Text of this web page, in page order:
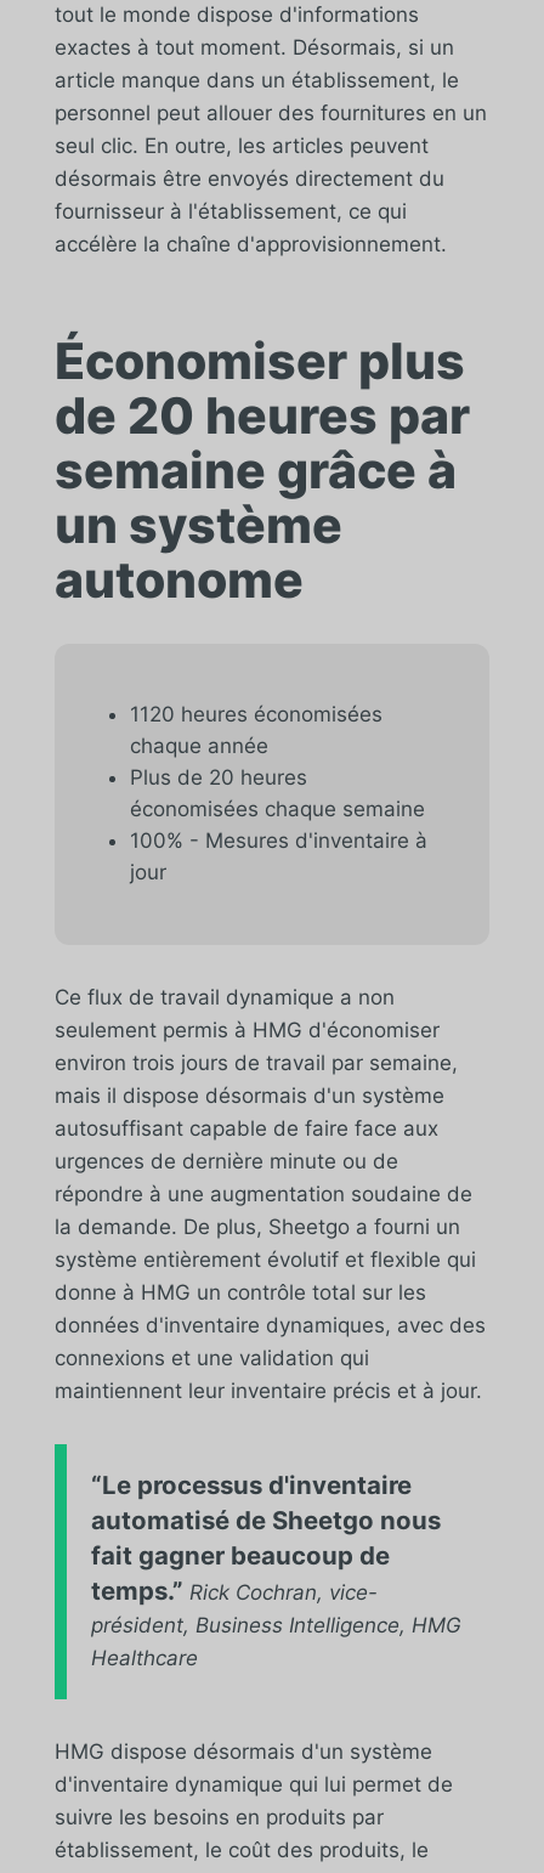
tout le monde dispose d'informations
exactes à tout moment. Désormais, si un
article manque dans un établissement, le
personnel peut allouer des fournitures en un
seul clic. En outre, les articles peuvent
désormais être envoyés directement du
fournisseur à l'établissement, ce qui
accélère la chaîne d'approvisionnement.
Économiser plus
de 20 heures par
semaine grâce à
un système
autonome
1120 heures économisées
chaque année
Plus de 20 heures
économisées chaque semaine
100% - Mesures d'inventaire à
jour
Ce flux de travail dynamique a non
seulement permis à HMG d'économiser
environ trois jours de travail par semaine,
mais il dispose désormais d'un système
autosuffisant capable de faire face aux
urgences de dernière minute ou de
répondre à une augmentation soudaine de
la demande. De plus, Sheetgo a fourni un
système entièrement évolutif et flexible qui
donne à HMG un contrôle total sur les
données d'inventaire dynamiques, avec des
connexions et une validation qui
maintiennent leur inventaire précis et à jour.
“Le processus d'inventaire
automatisé de Sheetgo nous
fait gagner beaucoup de
temps.” Rick Cochran, vice-
président, Business Intelligence, HMG
Healthcare
HMG dispose désormais d'un système
d'inventaire dynamique qui lui permet de
suivre les besoins en produits par
établissement, le coût des produits, le